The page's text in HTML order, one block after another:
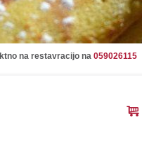
na restavracijo na 059026115